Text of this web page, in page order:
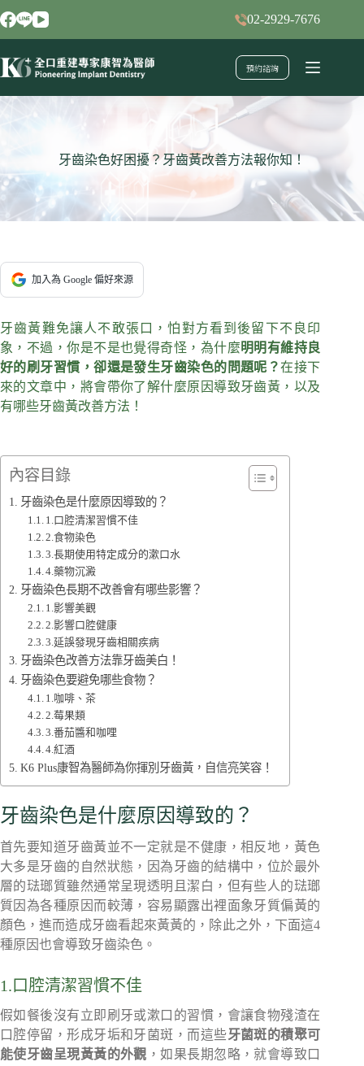
跳
至
要
02-2929-7676
預約諮詢
牙齒染色好困擾？牙齒黃改善方法報你知！
加入為 Google 偏好來源
牙齒黃難免讓人不敢張口，怕對方看到後留下不良印
象，不過，你是不是也覺得奇怪，為什麼明明有維持良
好的刷牙習慣，卻還是發生牙齒染色的問題呢？在接下
來的文章中，將會帶你了解什麼原因導致牙齒黃，以及
有哪些牙齒黃改善方法！
內容目錄
牙齒染色是什麼原因導致的？
1.口腔清潔習慣不佳
2.食物染色
3.長期使用特定成分的漱口水
4.藥物沉澱
牙齒染色長期不改善會有哪些影響？
1.影響美觀
2.影響口腔健康
3.延誤發現牙齒相關疾病
牙齒染色改善方法靠牙齒美白！
牙齒染色要避免哪些食物？
1.咖啡、茶
2.莓果類
3.番茄醬和咖哩
4.紅酒
K6 Plus康智為醫師為你揮別牙齒黃，自信亮笑容！
牙齒染色是什麼原因導致的？
首先要知道牙齒黃並不一定就是不健康，相反地，黃色
大多是牙齒的自然狀態，因為牙齒的結構中，位於最外
層的琺瑯質雖然通常呈現透明且潔白，但有些人的琺瑯
質因為各種原因而較薄，容易顯露出裡面象牙質偏黃的
顏色，進而造成牙齒看起來黃黃的，除此之外，下面這4
種原因也會導致牙齒染色。
1.口腔清潔習慣不佳
假如餐後沒有立即刷牙或漱口的習慣，會讓食物殘渣在
口腔停留，形成牙垢和牙菌斑，而這些牙菌斑的積聚可
能使牙齒呈現黃黃的外觀 ，如果長期忽略，就會導致口